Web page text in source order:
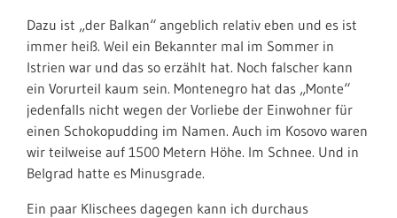
Dazu ist „der Balkan“ angeblich relativ eben und es ist
immer heiß. Weil ein Bekannter mal im Sommer in
Istrien war und das so erzählt hat. Noch falscher kann
ein Vorurteil kaum sein. Montenegro hat das „Monte“
jedenfalls nicht wegen der Vorliebe der Einwohner für
einen Schokopudding im Namen. Auch im Kosovo waren
wir teilweise auf 1500 Metern Höhe. Im Schnee. Und in
Belgrad hatte es Minusgrade.
Ein paar Klischees dagegen kann ich durchaus